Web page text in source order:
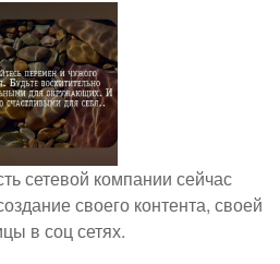
сетевой компании сейчас
своего контента, своей
в соц сетях.